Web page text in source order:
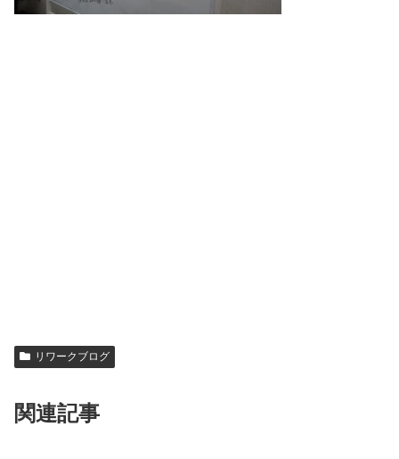
リワークブログ
関連記事